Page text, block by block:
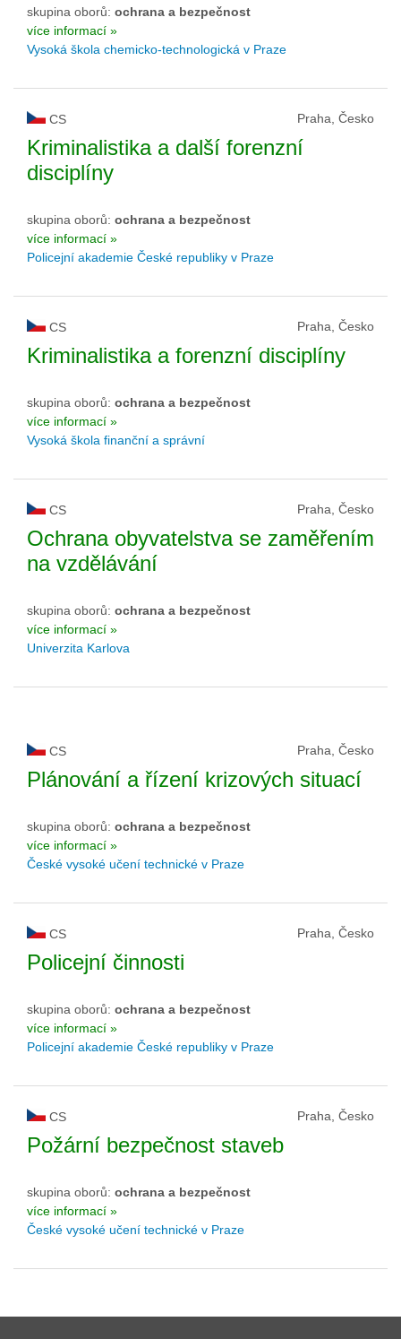
skupina oborů: ochrana a bezpečnost
více informací »
Vysoká škola chemicko-technologická v Praze
CS Praha, Česko
Kriminalistika a další forenzní
disciplíny
skupina oborů: ochrana a bezpečnost
více informací »
Policejní akademie České republiky v Praze
CS Praha, Česko
Kriminalistika a forenzní disciplíny
skupina oborů: ochrana a bezpečnost
více informací »
Vysoká škola finanční a správní
CS Praha, Česko
Ochrana obyvatelstva se zaměřením
na vzdělávání
skupina oborů: ochrana a bezpečnost
více informací »
Univerzita Karlova
CS Praha, Česko
Plánování a řízení krizových situací
skupina oborů: ochrana a bezpečnost
více informací »
České vysoké učení technické v Praze
CS Praha, Česko
Policejní činnosti
skupina oborů: ochrana a bezpečnost
více informací »
Policejní akademie České republiky v Praze
CS Praha, Česko
Požární bezpečnost staveb
skupina oborů: ochrana a bezpečnost
více informací »
České vysoké učení technické v Praze